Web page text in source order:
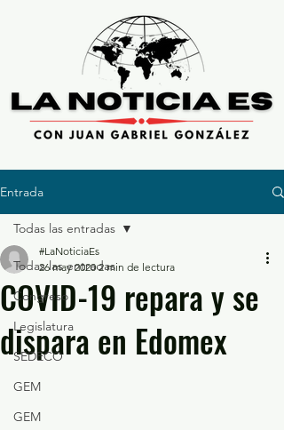
Entrada
Todas las entradas
Congreso
Legislatura
SEDECO
GEM
GEM
Todas las entradas
COVID-19 repara y se
dispara en Edomex
#LaNoticiaEs
26 may 2020 2 min de lectura